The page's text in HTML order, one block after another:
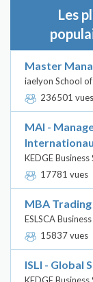
Les
Master
iaelyon School
236501 vues
MAI -
KEDGE Business
17781 vues
MBA
ESLSCA
15837 vues
ISLI - Global